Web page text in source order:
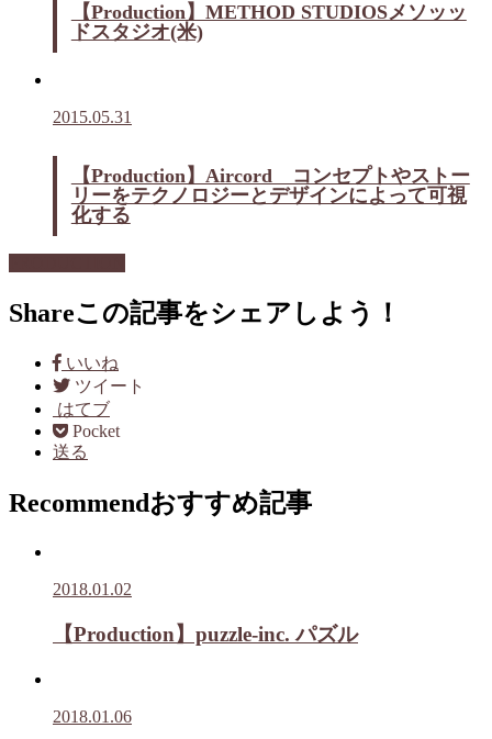
【Production】METHOD STUDIOSメソッッ
ドスタジオ(米)
2015.05.31
【Production】Aircord コンセプトやストー
リーをテクノロジーとデザインによって可視
化する
Shareこの記事をシェアしよう！
いいね
ツイート
はてブ
Pocket
送る
Recommendおすすめ記事
2018.01.02
【Production】puzzle-inc. パズル
2018.01.06